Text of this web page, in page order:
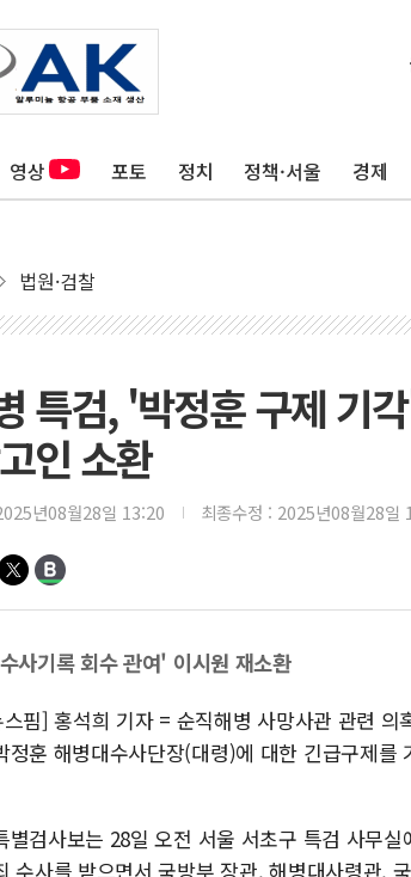
영상 포토 정치 정책·서울 경제
법원·검찰
특검, '박정훈 구제 기
인 소환
년08월28일 13:20 최종수정 : 2025년08월28일
사기록 회수 관여' 이시원 재소환
핌] 홍석희 기자 = 순직해병 사망사관 관련
정훈 해병대수사단장(대령)에 대한 긴급구제
별검사보는 28일 오전 서울 서초구 특검 사무
수사를 받으면서 국방부 장관, 해병대사령관,